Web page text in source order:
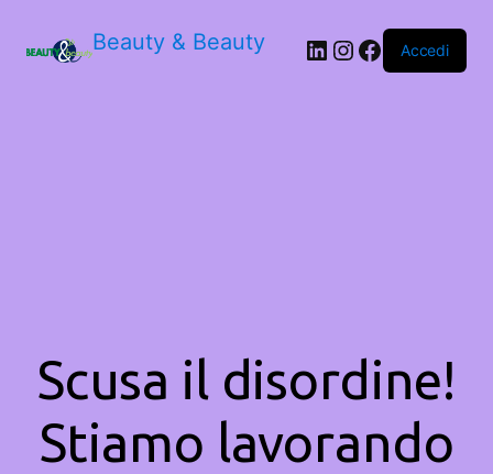
Beauty & Beauty LinkedIn
Instagram
Facebook
Accedi
Scusa il disordine!
Stiamo lavorando